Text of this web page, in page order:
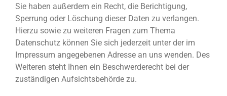
Sie haben außerdem ein Recht, die Berichtigung,
Sperrung oder Löschung dieser Daten zu verlangen.
Hierzu sowie zu weiteren Fragen zum Thema
Datenschutz können Sie sich jederzeit unter der im
Impressum angegebenen Adresse an uns wenden. Des
Weiteren steht Ihnen ein Beschwerderecht bei der
zuständigen Aufsichtsbehörde zu.